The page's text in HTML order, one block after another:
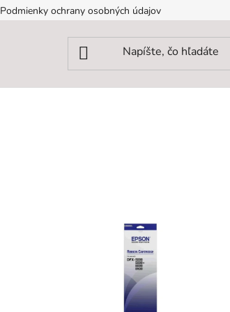
Podmienky ochrany osobných údajov